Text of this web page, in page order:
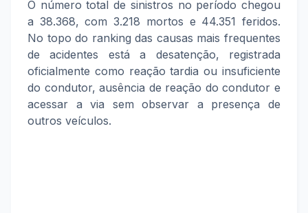
O número total de sinistros no período chegou
a 38.368, com 3.218 mortos e 44.351 feridos.
No topo do ranking das causas mais frequentes
de acidentes está a desatenção, registrada
oficialmente como reação tardia ou insuficiente
do condutor, ausência de reação do condutor e
acessar a via sem observar a presença de
outros veículos.